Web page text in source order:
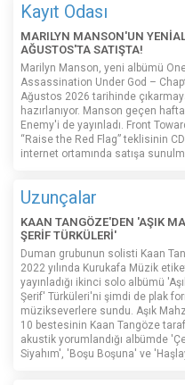
Kayıt Odası
MARILYN MANSON'UN
AĞUSTOS'TA SATIŞTA!
Marilyn Manson, yeni albümü
Assassination Under God –
Ağustos 2026 tarihinde
hazırlanıyor. Manson geçen
Enemy'i de yayınladı. Front
“Raise the Red Flag” teklisinin
internet ortamında satışa
Uzunçalar
KAAN TANGÖZE'DEN 'AŞIK
ŞERİF TÜRKÜLERİ'
Duman grubunun solisti Kaan
2022 yılında Kurukafa Müzik
yayınladığı ikinci solo albümü
Şerif' Türküleri'ni şimdi de plak
müzikseverlere sundu. Aşık
10 bestesinin Kaan Tangöze
akustik yorumlandığı albümde
Siyahım', 'Boşu Boşuna' ve